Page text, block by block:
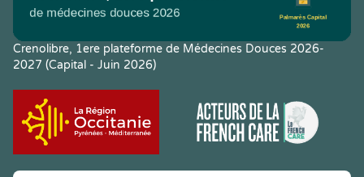
Crenolibre, 1ere plateforme de Médecines Douces 2026-
2027 (Capital - Juin 2026)